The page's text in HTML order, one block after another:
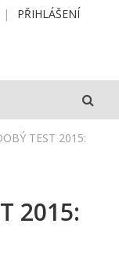
PŘIHLÁŠENÍ
TEST 2015:
2015: